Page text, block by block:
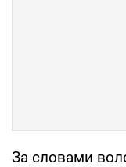
За словами